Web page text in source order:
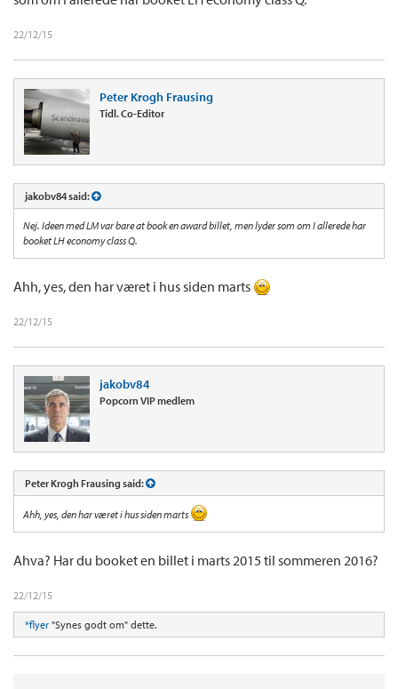
22/12/15
Peter Krogh Frausing
Tidl. Co-Editor
jakobv84 said:
Nej. Ideen med LM var bare at book en award billet, men lyder som om I allerede har
booket LH economy class Q.
Ahh, yes, den har været i hus siden marts
22/12/15
jakobv84
Popcorn VIP medlem
Peter Krogh Frausing said:
Ahh, yes, den har været i hus siden marts
Ahva? Har du booket en billet i marts 2015 til sommeren 2016?
22/12/15
*flyer "Synes godt om" dette.